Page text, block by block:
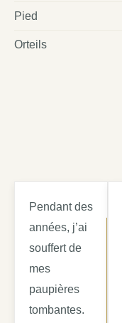
Pied
Orteils
Pendant des
années, j’ai
souffert de
mes
paupières
tombantes.